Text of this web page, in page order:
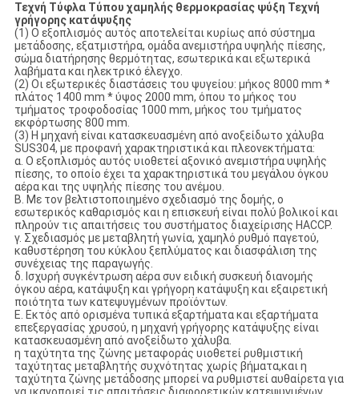
Τεχνή Τύφλα Τύπου χαμηλής θερμοκρασίας ψύξη Τεχνή
γρήγορης κατάψυξης
(1) Ο εξοπλισμός αυτός αποτελείται κυρίως από σύστημα
μετάδοσης, εξατμιστήρα, ομάδα ανεμιστήρα υψηλής πίεσης,
σώμα διατήρησης θερμότητας, εσωτερικά και εξωτερικά
λαβήματα και ηλεκτρικό έλεγχο.
(2) Οι εξωτερικές διαστάσεις του ψυγείου: μήκος 8000 mm *
πλάτος 1400 mm * ύψος 2000 mm, όπου το μήκος του
τμήματος τροφοδοσίας 1000 mm, μήκος του τμήματος
εκφόρτωσης 800 mm.
(3) Η μηχανή είναι κατασκευασμένη από ανοξείδωτο χάλυβα
SUS304, με προφανή χαρακτηριστικά και πλεονεκτήματα:
α. Ο εξοπλισμός αυτός υιοθετεί αξονικό ανεμιστήρα υψηλής
πίεσης, το οποίο έχει τα χαρακτηριστικά του μεγάλου όγκου
αέρα και της υψηλής πίεσης του ανέμου.
Β. Με τον βελτιστοποιημένο σχεδιασμό της δομής, ο
εσωτερικός καθαρισμός και η επισκευή είναι πολύ βολικοί και
πληρούν τις απαιτήσεις του συστήματος διαχείρισης HACCP.
γ. Σχεδιασμός με μεταβλητή γωνία, χαμηλό ρυθμό παγετού,
καθυστέρηση του κύκλου ξεπλύματος και διασφάλιση της
συνέχειας της παραγωγής.
δ. Ισχυρή συγκέντρωση αέρα συν ειδική συσκευή διανομής
όγκου αέρα, κατάψυξη και γρήγορη κατάψυξη και εξαιρετική
ποιότητα των κατεψυγμένων προϊόντων.
Ε. Εκτός από ορισμένα τυπικά εξαρτήματα και εξαρτήματα
επεξεργασίας χρυσού, η μηχανή γρήγορης κατάψυξης είναι
κατασκευασμένη από ανοξείδωτο χάλυβα.
η ταχύτητα της ζώνης μεταφοράς υιοθετεί ρυθμιστική
ταχύτητας μεταβλητής συχνότητας χωρίς βήματα,και η
ταχύτητα ζώνης μετάδοσης μπορεί να ρυθμιστεί αυθαίρετα για